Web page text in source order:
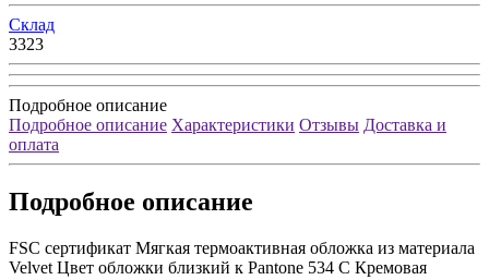
Склад
3323
Подробное описание
Подробное описание Характеристики Отзывы Доставка и
оплата
Подробное описание
FSC сертификат Мягкая термоактивная обложка из материала
Velvet Цвет обложки близкий к Pantone 534 C Кремовая